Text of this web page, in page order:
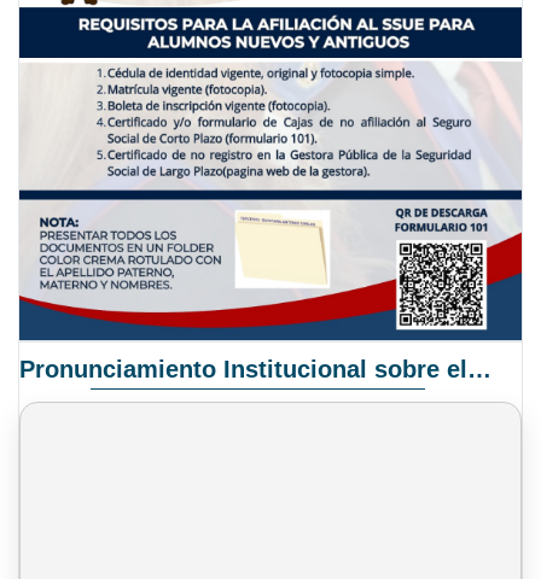
Pronunciamiento Institucional sobre el Proyecto de Ley N° 068/2025-2026 C.S.